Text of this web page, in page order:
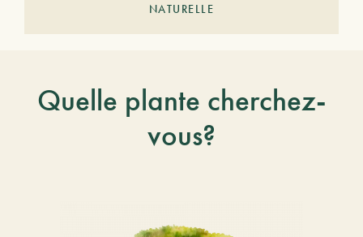
NATURELLE
Quelle plante cherchez-
vous?